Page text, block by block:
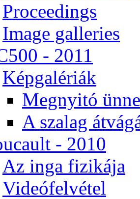
Pro­ce­e­dings
Image gal­le­ri­es
- 2011
Kép­ga­lé­ri­ák
Meg­nyi­tó
A sza­lag
- 2010
Az in­ga fi­zi­ká­ja
Vi­de­ó­fel­vé­tel